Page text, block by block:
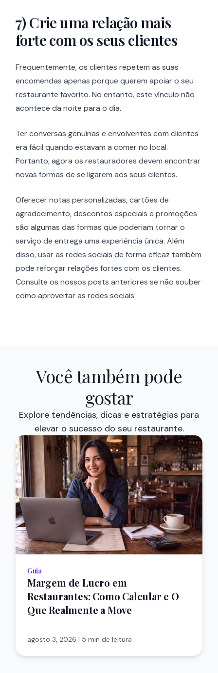
7) Crie uma relação mais
forte com os seus clientes
Frequentemente, os clientes repetem as suas
encomendas apenas porque querem apoiar o seu
restaurante favorito. No entanto, este vínculo não
acontece da noite para o dia.
Ter conversas genuínas e envolventes com clientes
era fácil quando estavam a comer no local.
Portanto, agora os restauradores devem encontrar
novas formas de se ligarem aos seus clientes.
Oferecer notas personalizadas, cartões de
agradecimento, descontos especiais e promoções
são algumas das formas que poderiam tornar o
serviço de entrega uma experiência única. Além
disso, usar as redes sociais de forma eficaz também
pode reforçar relações fortes com os clientes.
Consulte os nossos posts anteriores se não souber
como aproveitar as redes sociais.
Você também pode
gostar
Explore tendências, dicas e estratégias para
elevar o sucesso do seu restaurante.
Guia
Margem de Lucro em
Restaurantes: Como Calcular e O
Que Realmente a Move
agosto 3, 2026 | 5 min de leitura